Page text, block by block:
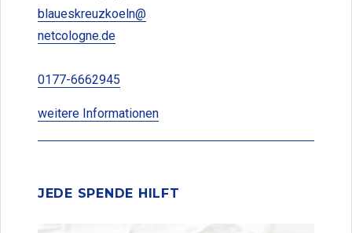
blaueskreuzkoeln@
netcologne.de
0177-6662945
weitere Informationen
JEDE SPENDE HILFT